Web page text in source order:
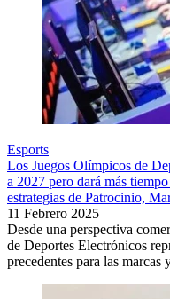
Esports
Los Juegos Olímpicos de
a 2027 pero dará más
estrategias de Patrocinio,
11 Febrero 2025
Desde una perspectiva
de Deportes Electrónicos
precedentes para las marcas